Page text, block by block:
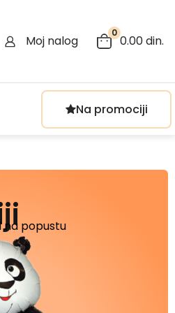
Moj nalog
0
0.00 din.
Na promociji
na popustu